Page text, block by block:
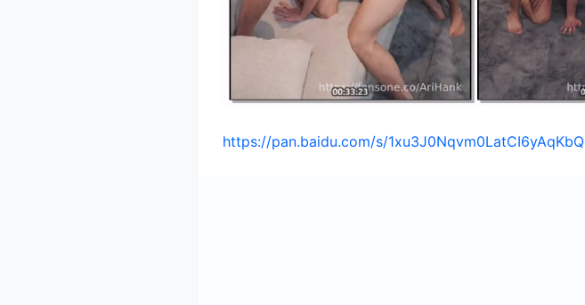
https://pan.baidu.com/s/1xu3J0Nqvm0LatCI6yAqKbQ